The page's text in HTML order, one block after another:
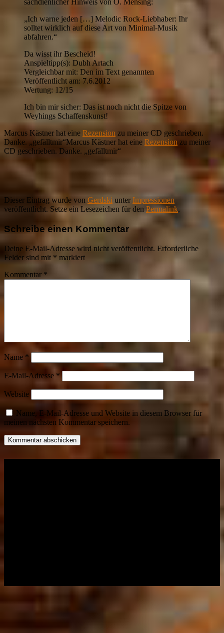
sachdienlicher Hinweis von O. Mensing:
„Ich warne jeden […] Melodic Rock-Liebhaber: Ihr
solltet wirklich auf diese Art von Minimal-Musik
abfahren.“
Da wisst ihr Bescheid!
Anspieltipp(s): Dubh Artach
Vergleichbar mit: Den im Text genannten
Veröffentlicht am: 7.6.2012
Wertung: 12/15
Ich bin mir sicher: Das ist noch nicht die Spitze von
Weyhings Schaffenskunst!
Marcus Kästner hat eine Rezension zu meiner CD geschrieben.
Danke. „gefälltmir“Marcus Kästner hat eine Rezension zu meiner
CD geschrieben. Danke. „gefälltmir“
Dieser Eintrag wurde von Gerdski unter Impressionen
veröffentlicht. Setze ein Lesezeichen für den Permalink.
Schreibe einen Kommentar
Deine E-Mail-Adresse wird nicht veröffentlicht. Erforderliche
Felder sind mit * markiert
Kommentar *
Name *
E-Mail-Adresse *
Website
Name, E-Mail-Adresse und Website in diesem Browser für
meinen nächsten Kommentar speichern.